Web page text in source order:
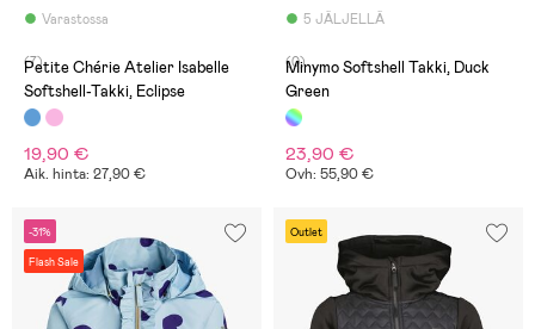
Varastossa
(7)
Petite Chérie Atelier Isabelle
Softshell-Takki, Eclipse
19,90 €
Aik. hinta: 27,90 €
5 JÄLJELLÄ
(0)
Minymo Softshell Takki, Duck
Green
23,90 €
Ovh: 55,90 €
-31%
Flash Sale
Outlet